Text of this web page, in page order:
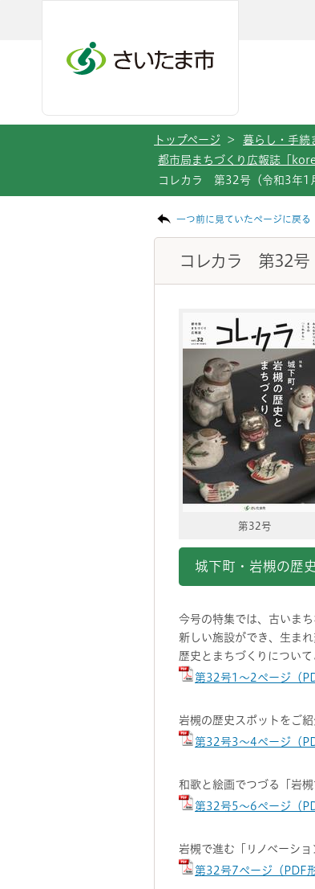
トップページ > 暮らし・手続
都市局まちづくり広報誌「
コレカラ 第32号（令和3年1
一つ前に見ていたページに戻る
コレカラ 第32号
第32号
城下町・岩槻の歴
今号の特集では、古いまち
新しい施設ができ、生ま
歴史とまちづくりについて
第32号1～2ページ（
岩槻の歴史スポットをご
第32号3～4ページ（
和歌と絵画でつづる「岩槻
第32号5～6ページ（
岩槻で進む「リノベーショ
第32号7ページ（PDF